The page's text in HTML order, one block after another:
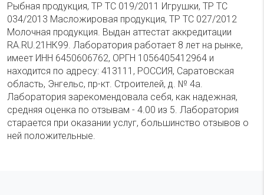
Рыбная продукция, ТР ТС 019/2011 Игрушки, ТР ТС
034/2013 Масложировая продукция, ТР ТС 027/2012
Молочная продукция. Выдан аттестат аккредитации
RA.RU.21НК99. Лаборатория работает 8 лет на рынке,
имеет ИНН 6450606762, ОРГН 1056405412964 и
находится по адресу: 413111, РОССИЯ, Саратовская
область, Энгельс, пр-кт. Строителей, д. № 4а.
Лаборатория зарекомендовала себя, как надежная,
средняя оценка по отзывам - 4.00 из 5. Лаборатория
старается при оказании услуг, большинство отзывов о
ней положительные.